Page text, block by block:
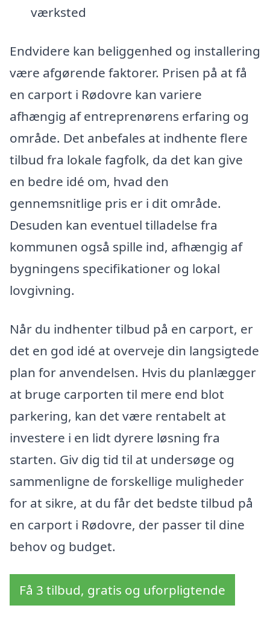
værksted
Endvidere kan beliggenhed og installering
være afgørende faktorer. Prisen på at få
en carport i Rødovre kan variere
afhængig af entreprenørens erfaring og
område. Det anbefales at indhente flere
tilbud fra lokale fagfolk, da det kan give
en bedre idé om, hvad den
gennemsnitlige pris er i dit område.
Desuden kan eventuel tilladelse fra
kommunen også spille ind, afhængig af
bygningens specifikationer og lokal
lovgivning.
Når du indhenter tilbud på en carport, er
det en god idé at overveje din langsigtede
plan for anvendelsen. Hvis du planlægger
at bruge carporten til mere end blot
parkering, kan det være rentabelt at
investere i en lidt dyrere løsning fra
starten. Giv dig tid til at undersøge og
sammenligne de forskellige muligheder
for at sikre, at du får det bedste tilbud på
en carport i Rødovre, der passer til dine
behov og budget.
Få 3 tilbud, gratis og uforpligtende